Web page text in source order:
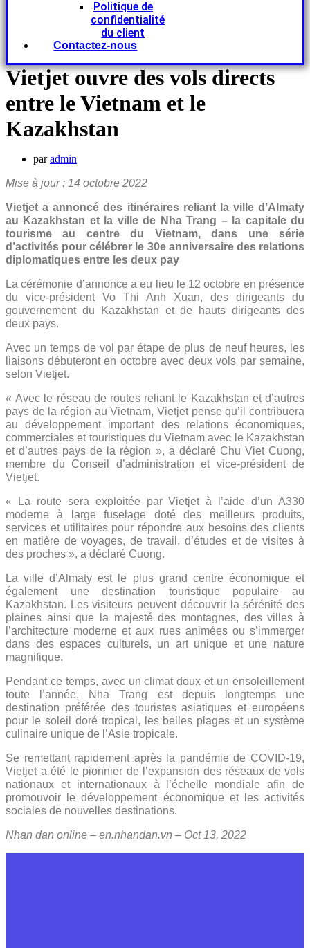
Politique de
confidentialité
du client
Contactez-nous
Vietjet ouvre des vols directs
entre le Vietnam et le
Kazakhstan
paradmin
Mise à jour : 14 octobre 2022
Vietjet a annoncé des itinéraires reliant la ville d’Almaty
au Kazakhstan et la ville de Nha Trang – la capitale du
tourisme au centre du Vietnam, dans une série
d’activités pour célébrer le 30e anniversaire des relations
diplomatiques entre les deux pay
La cérémonie d’annonce a eu lieu le 12 octobre en présence
du vice-président Vo Thi Anh Xuan, des dirigeants du
gouvernement du Kazakhstan et de hauts dirigeants des
deux pays.
Avec un temps de vol par étape de plus de neuf heures, les
liaisons débuteront en octobre avec deux vols par semaine,
selon Vietjet.
« Avec le réseau de routes reliant le Kazakhstan et d’autres
pays de la région au Vietnam, Vietjet pense qu’il contribuera
au développement important des relations économiques,
commerciales et touristiques du Vietnam avec le Kazakhstan
et d’autres pays de la région », a déclaré Chu Viet Cuong,
membre du Conseil d’administration et vice-président de
Vietjet.
« La route sera exploitée par Vietjet à l’aide d’un A330
moderne à large fuselage doté des meilleurs produits,
services et utilitaires pour répondre aux besoins des clients
en matière de voyages, de travail, d’études et de visites à
des proches », a déclaré Cuong.
La ville d’Almaty est le plus grand centre économique et
également une destination touristique populaire au
Kazakhstan. Les visiteurs peuvent découvrir la sérénité des
plaines ainsi que la majesté des montagnes, des villes à
l’architecture moderne et aux rues animées ou s’immerger
dans des espaces culturels, un art unique et une nature
magnifique.
Pendant ce temps, avec un climat doux et un ensoleillement
toute l’année, Nha Trang est depuis longtemps une
destination préférée des touristes asiatiques et européens
pour le soleil doré tropical, les belles plages et un système
culinaire unique de l’Asie tropicale.
Se remettant rapidement après la pandémie de COVID-19,
Vietjet a été le pionnier de l’expansion des réseaux de vols
nationaux et internationaux à l’échelle mondiale afin de
promouvoir le développement économique et les activités
sociales de nouvelles destinations.
Nhan dan online – en.nhandan.vn – Oct 13, 2022